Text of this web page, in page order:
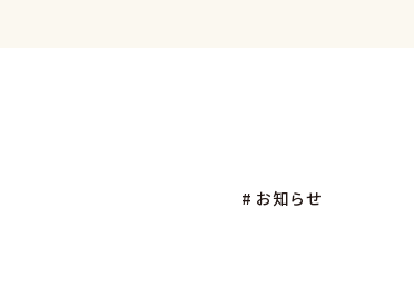
# お知らせ